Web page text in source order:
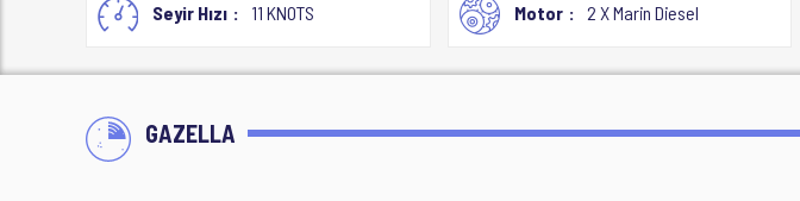
Seyir Hızı 11 KNOTS Motor 2 X Marin Diesel
GAZELLA